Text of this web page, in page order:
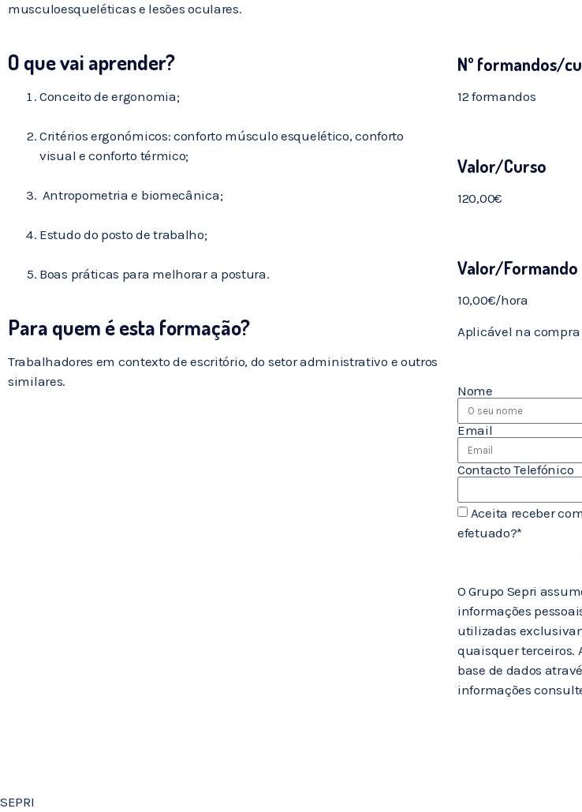
musculoesqueléticas e lesões oculares.
O que vai aprender?
Conceito de ergonomia;
Critérios ergonómicos: conforto músculo esquelético, conforto
visual e conforto térmico;
Antropometria e biomecânica;
Estudo do posto de trabalho;
Boas práticas para melhorar a postura.
Para quem é esta formação?
Trabalhadores em contexto de escritório, do setor administrativo e outros
similares.
Nº formandos/
12 formandos
Valor/Curso
120,00€
Valor/Formando
10,00€/hora
Aplicável na compra
Nome
Email
Contacto Telefónico
Aceita receber
efetuado?*
O Grupo Sepri
informações
utilizadas
quaisquer terceiros.
base de dados
informações
SEPRI